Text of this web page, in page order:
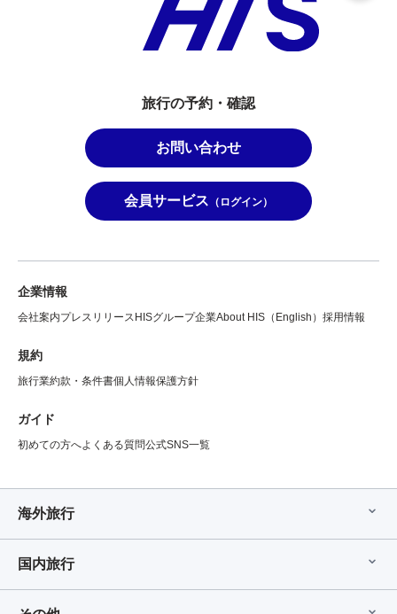
旅行の予約・確認
お問い合わせ
会員サービス （ログイン）
企業情報
会社案内プレスリリース HISグループ企業About HIS（English） 採用情報
規約
旅行業約款・条件書個人情報保護方針
ガイド
初めての方へよくある質問公式SNS一覧
海外旅行
国内旅行